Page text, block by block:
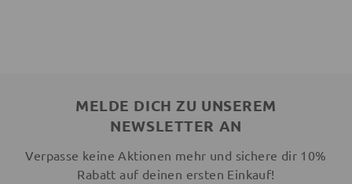
MELDE DICH ZU UNSEREM
NEWSLETTER AN
Verpasse keine Aktionen mehr und sichere dir 10%
Rabatt auf deinen ersten Einkauf!